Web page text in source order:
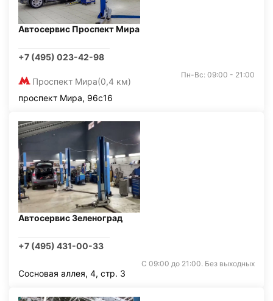
Автосервис Проспект Мира
+7 (495) 023-42-98
Проспект Мира(0,4 км)
Пн-Вс: 09:00 - 21:00
проспект Мира, 96с16
Автосервис Зеленоград
+7 (495) 431-00-33
С 09:00 до 21:00. Без выходных
Сосновая аллея, 4, стр. 3